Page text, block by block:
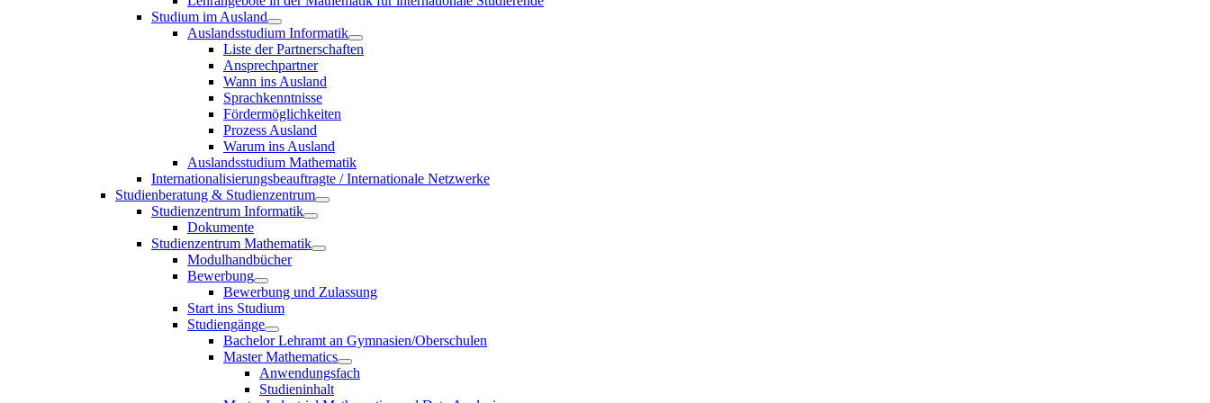
Studium im Ausland
Auslandsstudium Informatik
Liste der Partnerschaften
Ansprechpartner
Wann ins Ausland
Sprachkenntnisse
Fördermöglichkeiten
Prozess Ausland
Warum ins Ausland
Auslandsstudium Mathematik
Internationalisierungsbeauftragte / Internationale Netzwerke
Studienberatung & Studienzentrum
Studienzentrum Informatik
Dokumente
Studienzentrum Mathematik
Modulhandbücher
Bewerbung
Bewerbung und Zulassung
Start ins Studium
Studiengänge
Bachelor Lehramt an Gymnasien/Oberschulen
Master Mathematics
Anwendungsfach
Studieninhalt